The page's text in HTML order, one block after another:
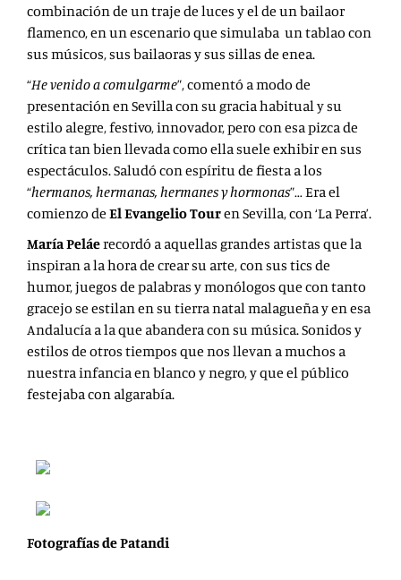
combinación de un traje de luces y el de un bailaor
flamenco, en un escenario que simulaba un tablao con
sus músicos, sus bailaoras y sus sillas de enea.
“He venido a comulgarme”, comentó a modo de
presentación en Sevilla con su gracia habitual y su
estilo alegre, festivo, innovador, pero con esa pizca de
crítica tan bien llevada como ella suele exhibir en sus
espectáculos. Saludó con espíritu de fiesta a los
“hermanos, hermanas, hermanes y hormonas”… Era el
comienzo de El Evangelio Touren Sevilla, con ‘La Perra’.
MaríaPeláerecordó a aquellas grandes artistas que la
inspiran a la hora de crear su arte, con sus tics de
humor, juegos de palabras y monólogos que con tanto
gracejo se estilan en su tierra natal malagueña y en esa
Andalucía a la que abandera con su música. Sonidos y
estilos de otros tiempos que nos llevan a muchos a
nuestra infancia en blanco y negro, y que el público
festejaba con algarabía.
Fotografías de Patandi